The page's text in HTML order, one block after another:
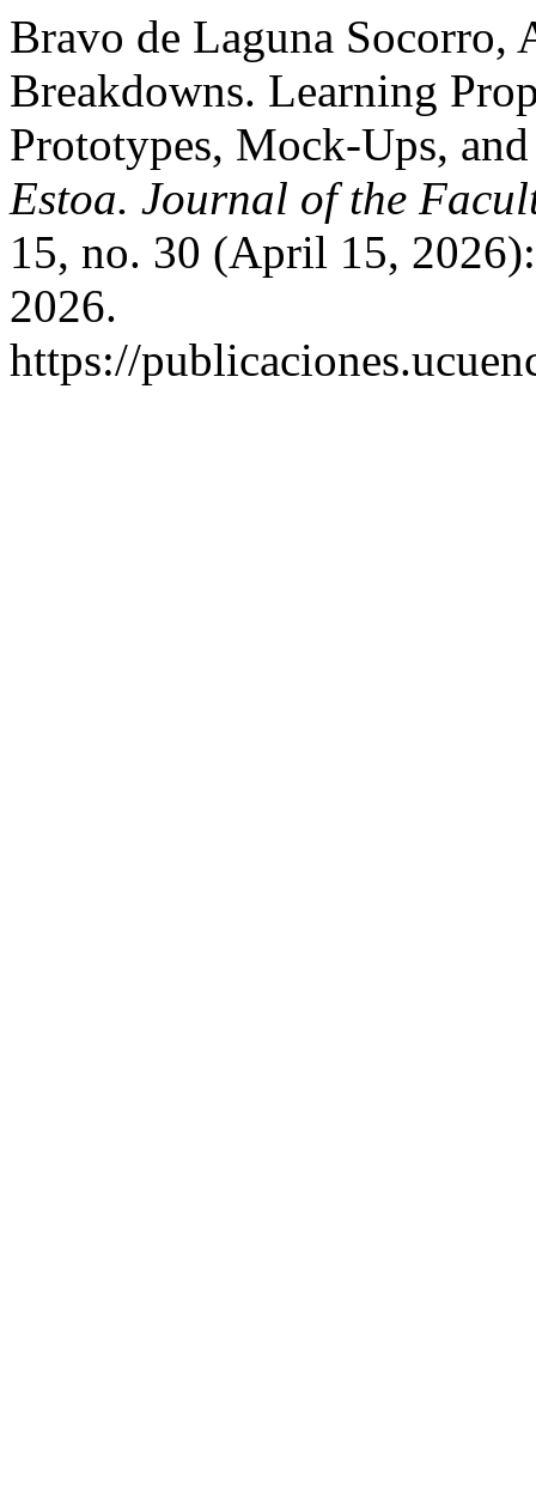
Bravo de Laguna Socorro,
Breakdowns. Learning
Prototypes, Mock-Ups,
Estoa. Journal of the
15, no. 30 (April 15,
2026.
https://